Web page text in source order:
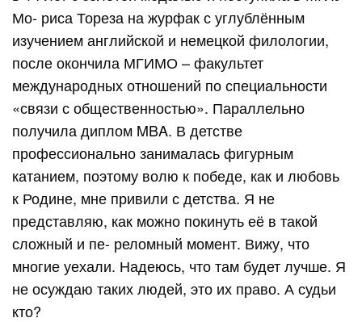
Мо- риса Тореза на журфак с углублённым
изучением английской и немецкой филологии,
после окончила МГИМО – факультет
международных отношений по специальности
«связи с общественностью». Параллельно
получила диплом MBA. В детстве
профессионально занималась фигурным
катанием, поэтому волю к победе, как и любовь
к Родине, мне привили с детства. Я не
представляю, как можно покинуть её в такой
сложный и пе- реломный момент. Вижу, что
многие уехали. Надеюсь, что там будет лучше. Я
не осуждаю таких людей, это их право. А судьи
кто?